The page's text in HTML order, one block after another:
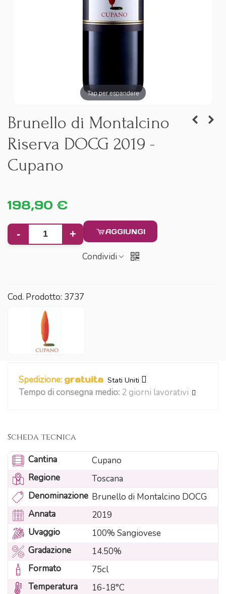
Tap per espandere
Brunello di Montalcino
Riserva DOCG 2019 -
Cupano
198,90 €
- + AGGIUNGI
Condividi
Cod. Prodotto: 3737
Spedizione: gratuita Stati Uniti
Tempo di consegna medio: 2 giorni lavorativi
Scheda tecnica
Cantina
Cupano
Regione
Toscana
Denominazione Brunello di Montalcino DOCG
Annata
2019
Uvaggio
100% Sangiovese
Gradazione
14.50%
Formato
75cl
Temperatura
16-18°C